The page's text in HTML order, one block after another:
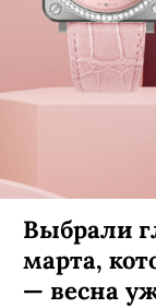
Выбрали
марта,
— весна